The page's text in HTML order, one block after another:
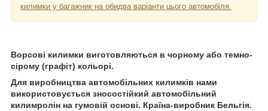
килимки у багажник на обидва варіанти цього автомобіля.
Ворсові килимки виготовляються в чорному або темно-
сірому (графіт) кольорі.
Для виробництва автомобільних килимків нами
використовується зносостійкий автомобільний
килимролін на гумовій основі. Країна-виробник Бельгія.